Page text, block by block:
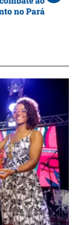
no Pará